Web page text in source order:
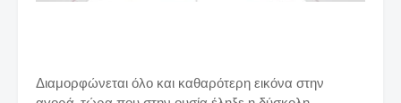
Διαμορφώνεται όλο και καθαρότερη εικόνα στην